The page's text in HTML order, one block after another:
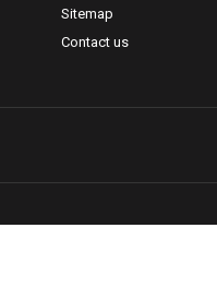
Sitemap
Contact us